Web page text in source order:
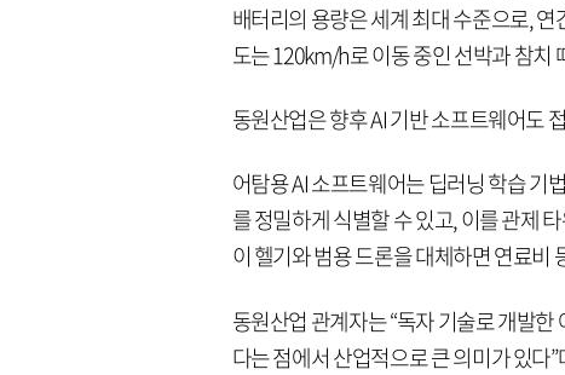
배터리의 용량은 세계 최대 수준으로,
도는 120km/h로 이동 중인 선박과 참치
동원산업은 향후 AI 기반 소프트웨어도
어탐용 AI 소프트웨어는 딥러닝 학습 기
를 정밀하게 식별할 수 있고, 이를 관제
이 헬기와 범용 드론을 대체하면 연료비
동원산업 관계자는 “독자 기술로 개발
다는 점에서 산업적으로 큰 의미가 있다